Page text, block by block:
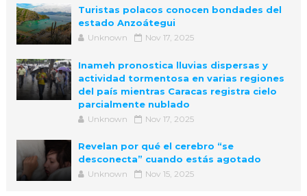
Turistas polacos conocen bondades del
estado Anzoátegui
Unknown Nov 17, 2025
Inameh pronostica lluvias dispersas y
actividad tormentosa en varias regiones
del país mientras Caracas registra cielo
parcialmente nublado
Unknown Nov 17, 2025
Revelan por qué el cerebro “se
desconecta” cuando estás agotado
Unknown Nov 15, 2025